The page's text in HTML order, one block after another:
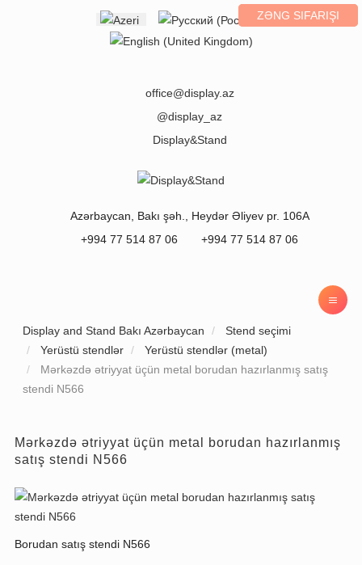
Select your language ZƏNG SIFARIŞI
office@display.az
@display_az
Display&Stand
Azərbaycan Bakı şəh., Heydər Əliyev pr. 106A
+994 77 514 87 06
+994 77 514 87 06
Display and Stand Bakı Azərbaycan
Stend seçimi
Yerüstü stendlər
Yerüstü stendlər (metal)
Mərkəzdə ətriyyat üçün metal borudan hazırlanmış satış
stendi N566
Mərkəzdə ətriyyat üçün metal borudan hazırlanmış
satış stendi N566
Borudan satış stendi N566